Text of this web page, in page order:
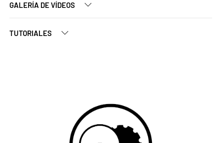
GALERÍA DE VÍDEOS
TUTORIALES